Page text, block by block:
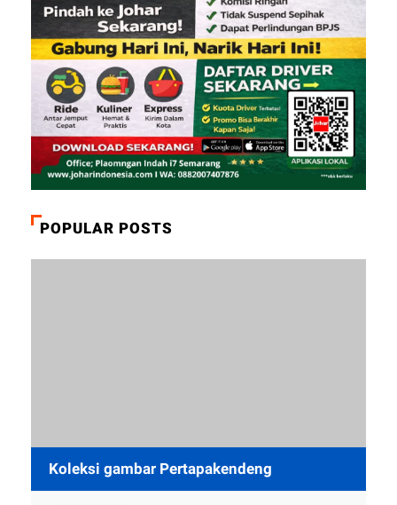
POPULAR POSTS
Koleksi gambar Pertapakendeng